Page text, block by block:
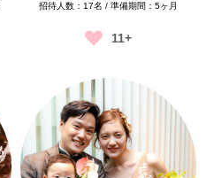
招待人数：17名 / 準備期間：5ヶ月
11+